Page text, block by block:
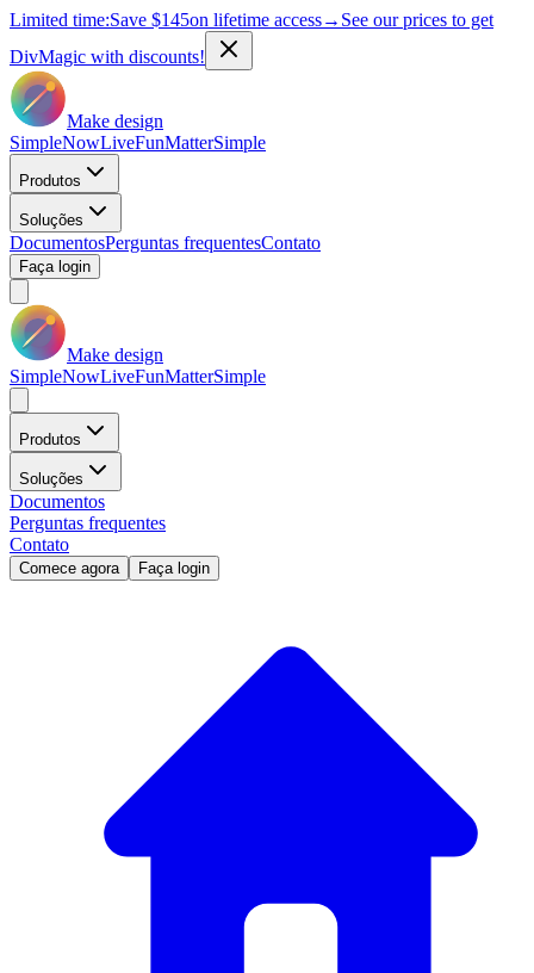
Limited time:Save $145on lifetime access→ See our prices to get
DivMagic with discounts!
Make design
SimpleNowLiveFunMatterSimple
Produtos
Soluções
DocumentosPerguntas frequentesContato
Faça login
Make design
SimpleNowLiveFunMatterSimple
Produtos
Soluções
Documentos
Perguntas frequentes
Contato
Comece agora Faça login